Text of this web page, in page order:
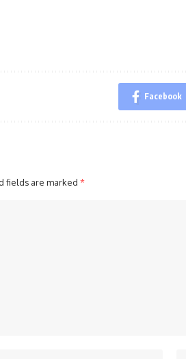
Facebook
fields are marked *